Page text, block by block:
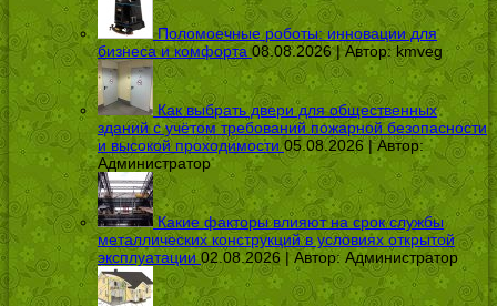
Поломоечные роботы: инновации для
бизнеса и комфорта 08.08.2026 | Автор:kmveg
Как выбрать двери для общественных
зданий с учётом требований пожарной безопасности
и высокой проходимости 05.08.2026 | Автор:
Администратор
Какие факторы влияют на срок службы
металлических конструкций в условиях открытой
эксплуатации 02.08.2026 | Автор: Администратор